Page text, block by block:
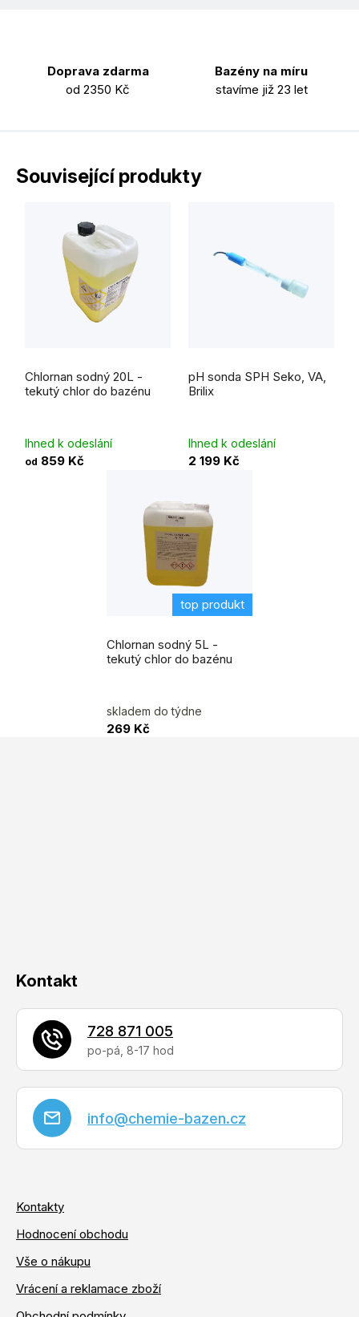
Doprava zdarma
od 2350 Kč
Bazény na míru
stavíme již 23 let
Související produkty
Chlornan sodný 20L -
tekutý chlor do bazénu
hodnocení
produktu
je
5,0
Ihned k odeslání
od 859 Kč
pH sonda SPH Seko, VA,
Brilix
hodnocení
produktu
je
5,0
Ihned k odeslání
2 199 Kč
top produkt
Chlornan sodný 5L -
tekutý chlor do bazénu
hodnocení
produktu
je
5,0
skladem do týdne
269 Kč
Kontakt
info@chemie-bazen.cz
728 871 005
Kontakty
Hodnocení obchodu
Vše o nákupu
Vrácení a reklamace zboží